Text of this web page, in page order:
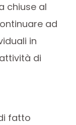
chiuse al
ad
in
di
fatto